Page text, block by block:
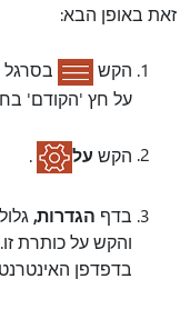
זאת באופן הבא:
הקש
בסרגל
על חץ 'הקודם'
הקש על
בדף הגדרות,
בדפדפן